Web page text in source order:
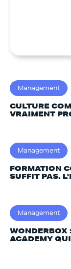
Management
CULTURE
VRAIMENT
Management
FORMATION
SUFFIT PAS.
Management
WONDERBOX
ACADEMY